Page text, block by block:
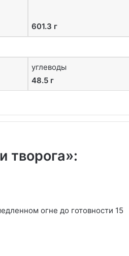
601.3 г
углеводы
48.5 г
творога»:
огне до готовности 15